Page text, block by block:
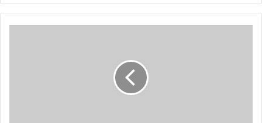
Nas zonas da cidade em que é efectuada recolha selectiva
No feriado, também em serviço diurno, mantêm-se os
serviços de recolha selectiva, assim como de todas as
fracções de resíduos no Bairro Alto e Bica.